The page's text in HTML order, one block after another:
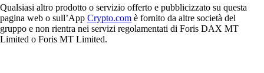
Qualsiasi altro prodotto o servizio offerto e pubblicizzato su questa
pagina web o sull’App Crypto.com è fornito da altre società del
gruppo e non rientra nei servizi regolamentati di Foris DAX MT
Limited o Foris MT Limited.